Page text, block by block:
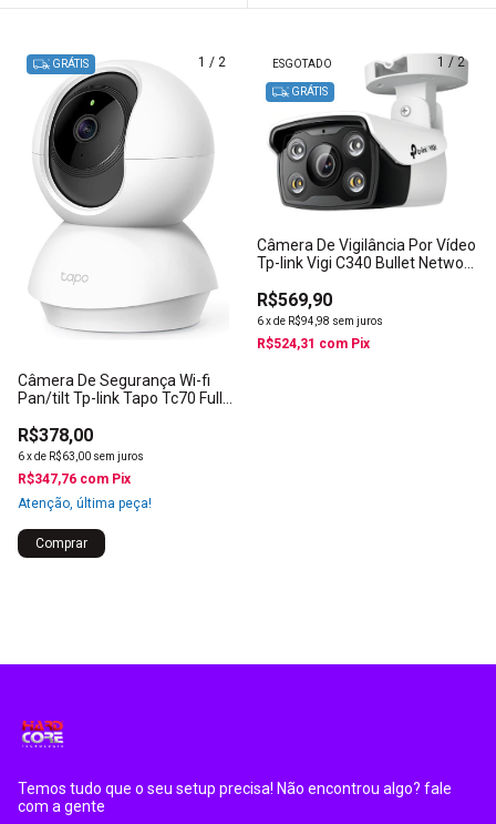
1 / 2
GRÁTIS
Câmera De Segurança Wi-fi
Pan/tilt Tp-link Tapo Tc70 Full
R$378,00
6xde R$63,00 sem juros
R$347,76 com Pix
Atenção, última peça!
1 / 2
ESGOTADO
GRÁTIS
Câmera De Vigilância Por Vídeo
Tp-link Vigi C340 Bullet Network
R$569,90
6xde R$94,98 sem juros
R$524,31 com Pix
Temos tudo que o seu setup precisa! Não encontrou algo? fale
com a gente